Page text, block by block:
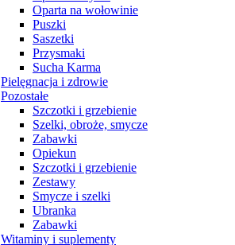
Oparta na wołowinie
Puszki
Saszetki
Przysmaki
Sucha Karma
Pielęgnacja i zdrowie
Pozostałe
Szczotki i grzebienie
Szelki, obroże, smycze
Zabawki
Opiekun
Szczotki i grzebienie
Zestawy
Smycze i szelki
Ubranka
Zabawki
Witaminy i suplementy